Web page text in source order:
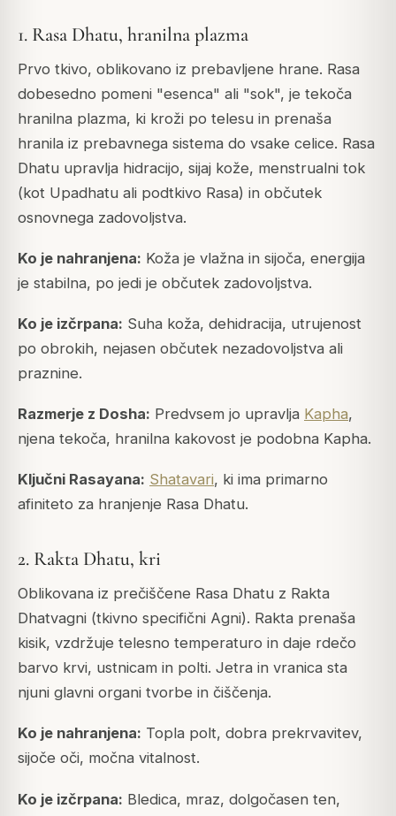
1. Rasa Dhatu, hranilna plazma
Prvo tkivo, oblikovano iz prebavljene hrane. Rasa
dobesedno pomeni "esenca" ali "sok", je tekoča
hranilna plazma, ki kroži po telesu in prenaša
hranila iz prebavnega sistema do vsake celice. Rasa
Dhatu upravlja hidracijo, sijaj kože, menstrualni tok
(kot Upadhatu ali podtkivo Rasa) in občutek
osnovnega zadovoljstva.
Ko je nahranjena: Koža je vlažna in sijoča, energija
je stabilna, po jedi je občutek zadovoljstva.
Ko je izčrpana: Suha koža, dehidracija, utrujenost
po obrokih, nejasen občutek nezadovoljstva ali
praznine.
Razmerje z Dosha: Predvsem jo upravlja Kapha,
njena tekoča, hranilna kakovost je podobna Kapha.
Ključni Rasayana: Shatavari, ki ima primarno
afiniteto za hranjenje Rasa Dhatu.
2. Rakta Dhatu, kri
Oblikovana iz prečiščene Rasa Dhatu z Rakta
Dhatvagni (tkivno specifični Agni). Rakta prenaša
kisik, vzdržuje telesno temperaturo in daje rdečo
barvo krvi, ustnicam in polti. Jetra in vranica sta
njuni glavni organi tvorbe in čiščenja.
Ko je nahranjena: Topla polt, dobra prekrvavitev,
sijoče oči, močna vitalnost.
Ko je izčrpana: Bledica, mraz, dolgočasen ten,